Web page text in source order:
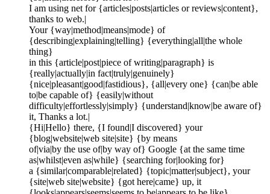
I am using net for {articles|posts|articles or reviews|content},
thanks to web.|
Your {way|method|means|mode} of
{describing|explaining|telling} {everything|all|the whole
thing}
in this {article|post|piece of writing|paragraph} is
{really|actually|in fact|truly|genuinely}
{nice|pleasant|good|fastidious}, {all|every one} {can|be able
to|be capable of} {easily|without
difficulty|effortlessly|simply} {understand|know|be aware of}
it, Thanks a lot.|
{Hi|Hello} there, {I found|I discovered} your
{blog|website|web site|site} {by means
of|via|by the use of|by way of} Google {at the same time
as|whilst|even as|while} {searching for|looking for}
a {similar|comparable|related} {topic|matter|subject}, your
{site|web site|website} {got here|came} up, it